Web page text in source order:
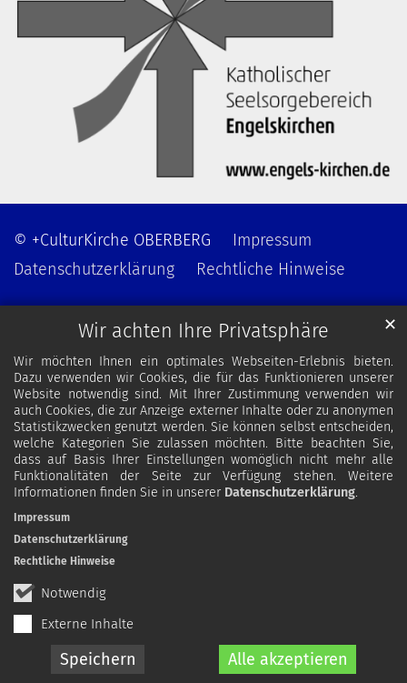
Wir achten Ihre Privatsphäre
Wir möchten Ihnen ein optimales Webseiten-Erlebnis bieten.
Dazu verwenden wir Cookies, die für das Funktionieren unserer
Website notwendig sind. Mit Ihrer Zustimmung verwenden wir
auch Cookies, die zur Anzeige externer Inhalte oder zu anonymen
Statistikzwecken genutzt werden. Sie können selbst entscheiden,
welche Kategorien Sie zulassen möchten. Bitte beachten Sie,
dass auf Basis Ihrer Einstellungen womöglich nicht mehr alle
Funktionalitäten der Seite zur Verfügung stehen. Weitere
Informationen finden Sie in unserer Datenschutzerklärung.
Notwendig
Externe Inhalte
Speichern Alle akzeptieren
✕
Impressum
Datenschutzerklärung
Rechtliche Hinweise
© +CulturKirche OBERBERG
Impressum
Datenschutzerklärung
Rechtliche Hinweise